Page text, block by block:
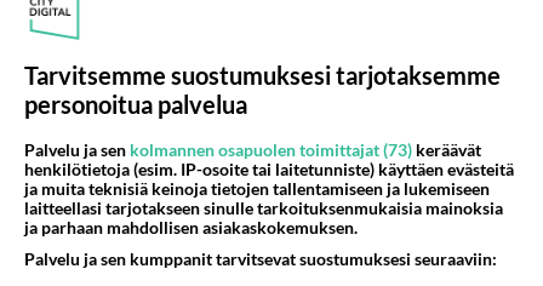
Tarvitsemme suostumuksesi tarjotaksemme
personoitua palvelua
Palvelu ja sen kolmannen osapuolen toimittajat (73) keräävät
henkilötietoja (esim. IP-osoite tai laitetunniste) käyttäen evästeitä
ja muita teknisiä keinoja tietojen tallentamiseen ja lukemiseen
laitteellasi tarjotakseen sinulle tarkoituksenmukaisia mainoksia
ja parhaan mahdollisen asiakaskokemuksen.
Palvelu ja sen kumppanit tarvitsevat suostumuksesi seuraaviin: